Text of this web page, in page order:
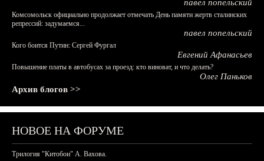
павел попельский
Комсомольск официально продолжает отмечать День памяти жертв сталинских
репрессий: задумаемся...
павел попельский
Кого боится Путин: Сергей Фургал
Евгений Афанасьев
Повышение платы в автобусах за проезд: кто виноват, и что делать?
Олег Паньков
Архив блогов >>
НОВОЕ НА ФОРУМЕ
Трилогия "Китобои" А. Вахова.